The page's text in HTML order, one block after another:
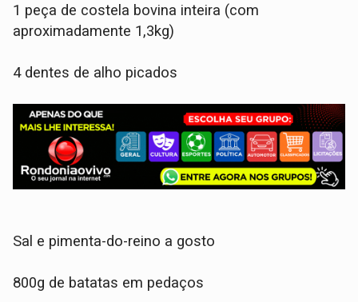
1 peça de costela bovina inteira (com
aproximadamente 1,3kg)
4 dentes de alho picados
Sal e pimenta-do-reino a gosto
800g de batatas em pedaços